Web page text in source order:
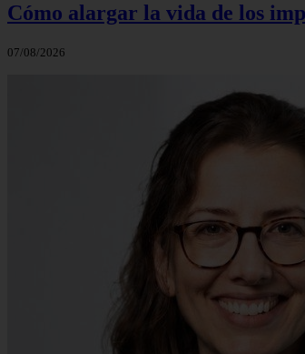
Cómo alargar la vida de los
07/08/2026